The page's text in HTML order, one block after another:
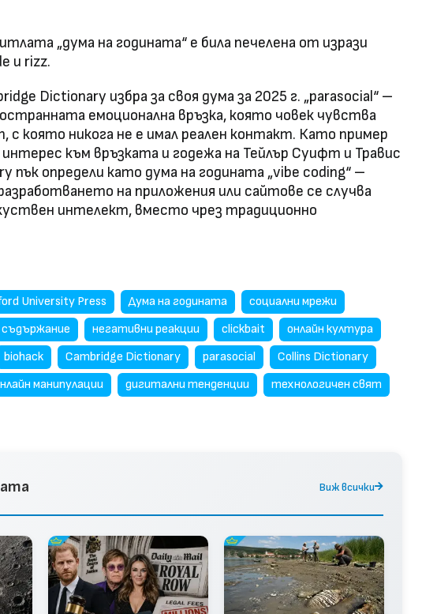
„дума на годината“ е била печелена от изрази
и rizz.
Dictionary избра за своя дума за 2025 г. „parasocial“ –
емоционална връзка, която човек чувства
с която никога не е имал реален контакт. Като пример
към връзката и годежа на Тейлър Суифт и Травис
пък определи като дума на годината „vibe coding“ –
на приложения или сайтове се случва
интелект, вместо чрез традиционно
University Press Дума на годината
социални мрежи
негативни реакции clickbait
онлайн култура
biohack Cambridge Dictionary parasocial
Collins Dictionary
манипулации дигитални тенденции
технологичен свят
Виж всички